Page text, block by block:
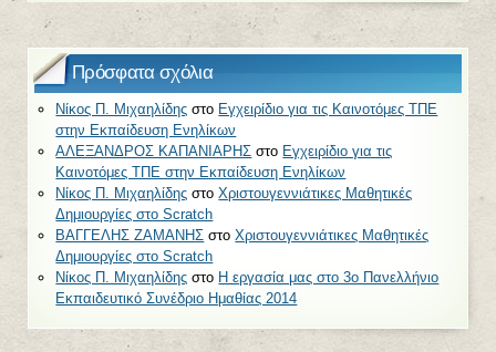
Πρόσφατα σχόλια
Νίκος Π. Μιχαηλίδης στο Εγχειρίδιο για τις Καινοτόμες ΤΠΕ
στην Εκπαίδευση Ενηλίκων
ΑΛΕΞΑΝΔΡΟΣ ΚΑΠΑΝΙΑΡΗΣ στο Εγχειρίδιο για τις
Καινοτόμες ΤΠΕ στην Εκπαίδευση Ενηλίκων
Νίκος Π. Μιχαηλίδης στοΧριστουγεννιάτικες Μαθητικές
Δημιουργίες στο Scratch
ΒΑΓΓΕΛΗΣ ΖΑΜΑΝΗΣ στοΧριστουγεννιάτικες Μαθητικές
Δημιουργίες στο Scratch
Νίκος Π. Μιχαηλίδης στο Η εργασία μας στο 3o Πανελλήνιο
Εκπαιδευτικό Συνέδριο Ημαθίας 2014